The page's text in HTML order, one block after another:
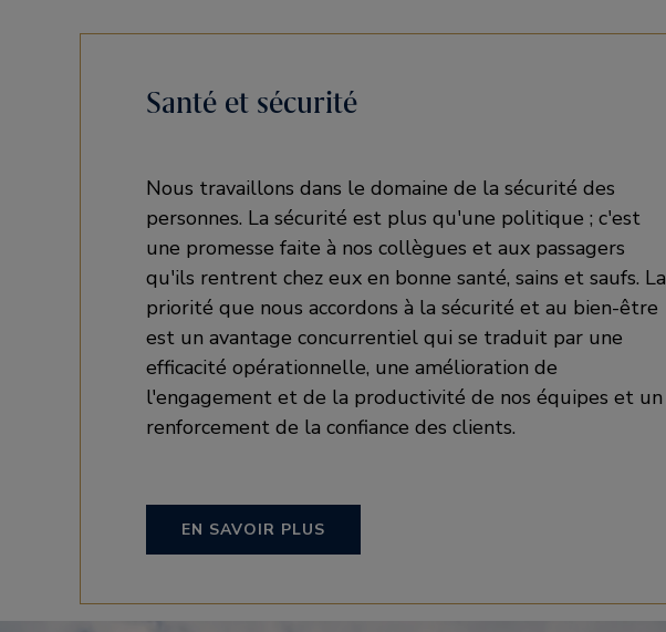
Santé et sécurité
Nous travaillons dans le domaine de la sécurité des
personnes. La sécurité est plus qu'une politique ; c'est
une promesse faite à nos collègues et aux passagers
qu'ils rentrent chez eux en bonne santé, sains et saufs. La
priorité que nous accordons à la sécurité et au bien-être
est un avantage concurrentiel qui se traduit par une
efficacité opérationnelle, une amélioration de
l'engagement et de la productivité de nos équipes et un
renforcement de la confiance des clients.
EN SAVOIR PLUS